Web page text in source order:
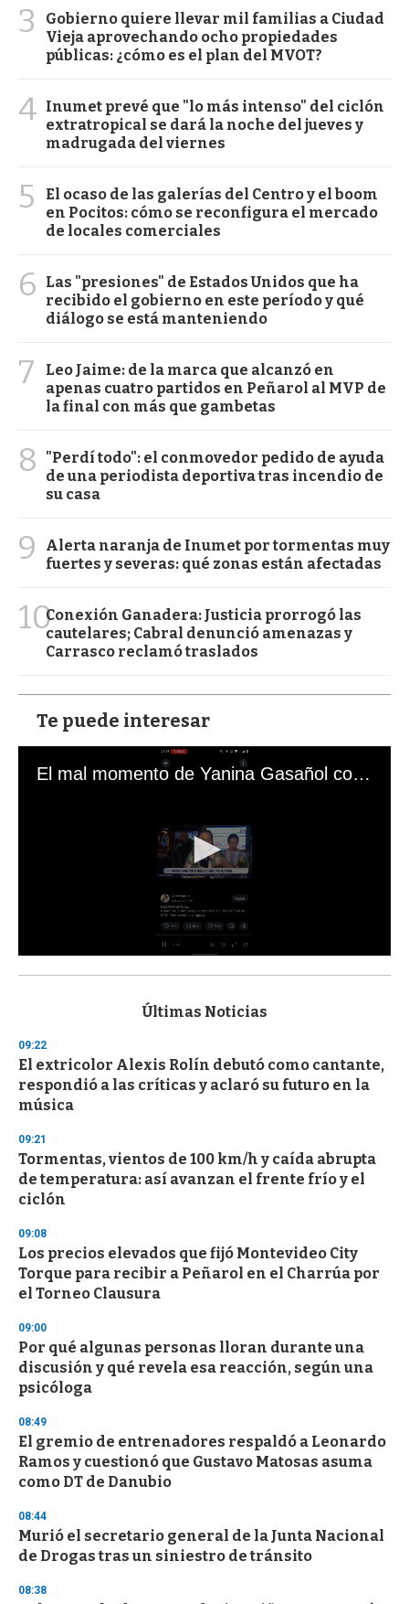
3
Gobierno quiere llevar mil familias a Ciudad
Vieja aprovechando ocho propiedades
públicas: ¿cómo es el plan del MVOT?
4 Inumet prevé que "lo más intenso" del ciclón
extratropical se dará la noche del jueves y
madrugada del viernes
5
El ocaso de las galerías del Centro y el boom
en Pocitos: cómo se reconfigura el mercado
de locales comerciales
6
Las "presiones" de Estados Unidos que ha
recibido el gobierno en este período y qué
diálogo se está manteniendo
7
Leo Jaime: de la marca que alcanzó en
apenas cuatro partidos en Peñarol al MVP de
la final con más que gambetas
8
"Perdí todo": el conmovedor pedido de ayuda
de una periodista deportiva tras incendio de
su casa
9
Alerta naranja de Inumet por tormentas muy
fuertes y severas: qué zonas están afectadas
10Conexión Ganadera: Justicia prorrogó las
cautelares; Cabral denunció amenazas y
Carrasco reclamó traslados
Te puede interesar
El mal momento de Yanina Gasañol con un hincha argentino en "Subrayado"
s
d
s
o
f
3
s
e
c
o
n
Últimas Noticias
09:22
El extricolor Alexis Rolín debutó como cantante,
respondió a las críticas y aclaró su futuro en la
música
09:21
Tormentas, vientos de 100 km/h y caída abrupta
de temperatura: así avanzan el frente frío y el
ciclón
09:08
Los precios elevados que fijó Montevideo City
Torque para recibir a Peñarol en el Charrúa por
el Torneo Clausura
09:00
Por qué algunas personas lloran durante una
discusión y qué revela esa reacción, según una
psicóloga
08:49
El gremio de entrenadores respaldó a Leonardo
Ramos y cuestionó que Gustavo Matosas asuma
como DT de Danubio
08:44
Murió el secretario general de la Junta Nacional
de Drogas tras un siniestro de tránsito
08:38